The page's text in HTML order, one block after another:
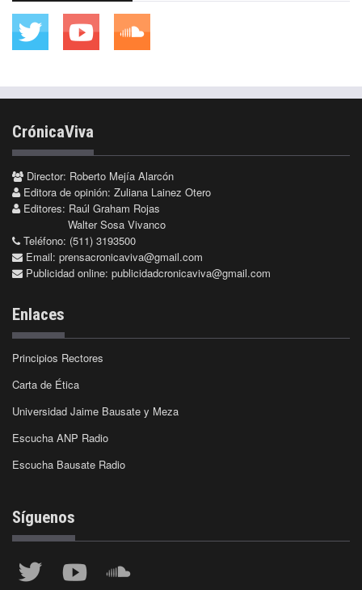
CrónicaViva
Director: Roberto Mejía Alarcón
Editora de opinión: Zuliana Lainez Otero
Editores: Raúl Graham Rojas
Walter Sosa Vivanco
Teléfono: (511) 3193500
Email: prensacronicaviva@gmail.com
Publicidad online: publicidadcronicaviva@gmail.com
Enlaces
Principios Rectores
Carta de Ética
Universidad Jaime Bausate y Meza
Escucha ANP Radio
Escucha Bausate Radio
Síguenos